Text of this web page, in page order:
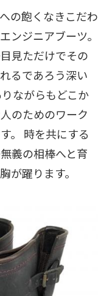
の飽くなきこだわ
ンジニアブーツ。
見ただけでその
るであろう深い
ながらもどこか
のためのワーク
。 時を共にする
義の相棒へと育
が躍ります。